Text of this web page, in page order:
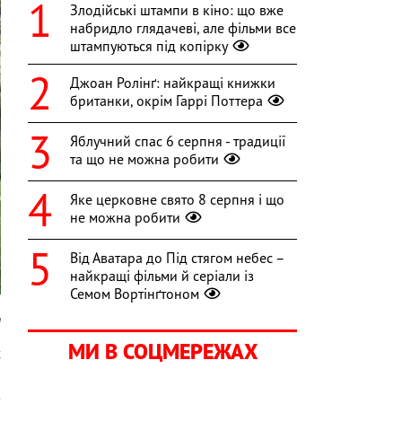
Злодійські штампи в кіно: що вже
набридло глядачеві, але фільми все
штампуються під копірку
Джоан Ролінґ: найкращі книжки
британки, окрім Гаррі Поттера
Яблучний спас 6 серпня - традиції
та що не можна робити
Яке церковне свято 8 серпня і що
не можна робити
Від Аватара до Під стягом небес –
найкращі фільми й серіали із
Семом Вортінґтоном
МИ В СОЦМЕРЕЖАХ